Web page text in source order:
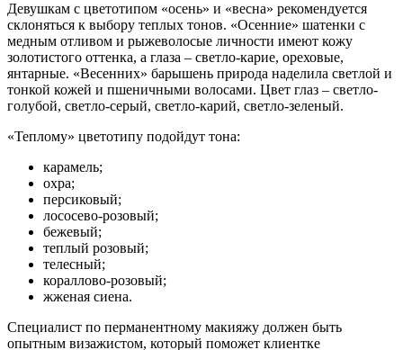
Девушкам с цветотипом «осень» и «весна» рекомендуется
склоняться к выбору теплых тонов. «Осенние» шатенки с
медным отливом и рыжеволосые личности имеют кожу
золотистого оттенка, а глаза – светло-карие, ореховые,
янтарные. «Весенних» барышень природа наделила светлой и
тонкой кожей и пшеничными волосами. Цвет глаз – светло-
голубой, светло-серый, светло-карий, светло-зеленый.
«Теплому» цветотипу подойдут тона:
карамель;
охра;
персиковый;
лососево-розовый;
бежевый;
теплый розовый;
телесный;
кораллово-розовый;
жженая сиена.
Специалист по перманентному макияжу должен быть
опытным визажистом, который поможет клиентке